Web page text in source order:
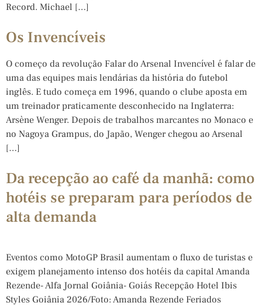
Record. Michael […]
Os Invencíveis
O começo da revolução Falar do Arsenal Invencível é falar de
uma das equipes mais lendárias da história do futebol
inglês. E tudo começa em 1996, quando o clube aposta em
um treinador praticamente desconhecido na Inglaterra:
Arsène Wenger. Depois de trabalhos marcantes no Monaco e
no Nagoya Grampus, do Japão, Wenger chegou ao Arsenal
[…]
Da recepção ao café da manhã: como
hotéis se preparam para períodos de
alta demanda
Eventos como MotoGP Brasil aumentam o fluxo de turistas e
exigem planejamento intenso dos hotéis da capital Amanda
Rezende- Alfa Jornal Goiânia- Goiás Recepção Hotel Ibis
Styles Goiânia 2026/Foto: Amanda Rezende Feriados